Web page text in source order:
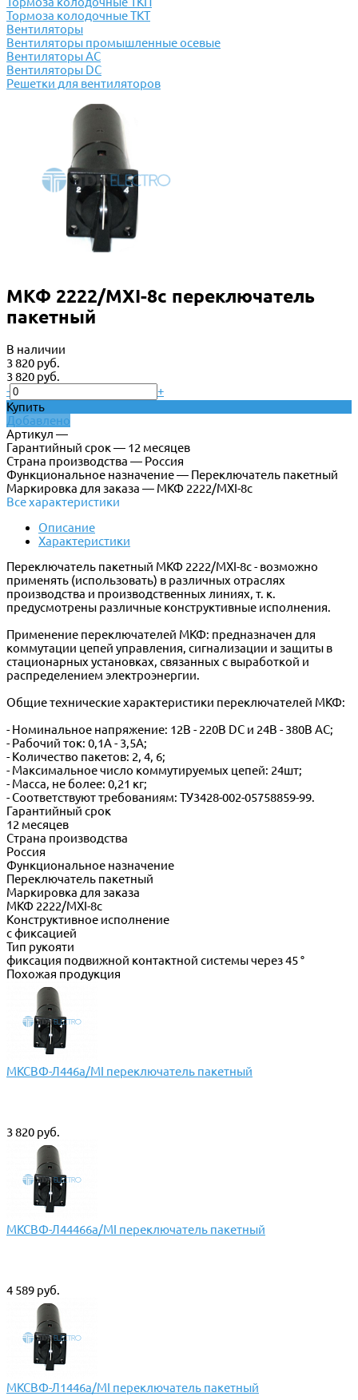
Тормоза колодочные ТКТ
Вентиляторы
Вентиляторы промышленные осевые
Вентиляторы АС
Вентиляторы DC
Решетки для вентиляторов
МКФ 2222/МХI-8с переключатель
пакетный
В наличии
3 820 руб.
3 820 руб.
-
+
Купить
Добавлено
Артикул —
Гарантийный срок — 12 месяцев
Страна производства — Россия
Функциональное назначение — Переключатель пакетный
Маркировка для заказа — МКФ 2222/МХI-8с
Все характеристики
Описание
Характеристики
Переключатель пакетный МКФ 2222/МХI-8с - возможно
применять (использовать) в различных отраслях
производства и производственных линиях, т. к.
предусмотрены различные конструктивные исполнения.
Применение переключателей МКФ: предназначен для
коммутации цепей управления, сигнализации и защиты в
стационарных установках, связанных с выработкой и
распределением электроэнергии.
Общие технические характеристики переключателей МКФ:
- Номинальное напряжение: 12В - 220В DС и 24В - 380В АС;
- Рабочий ток: 0,1А - 3,5А;
- Количество пакетов: 2, 4, 6;
- Максимальное число коммутируемых цепей: 24шт;
- Масса, не более: 0,21 кг;
- Соответствуют требованиям: ТУ3428-002-05758859-99.
Гарантийный срок
12 месяцев
Страна производства
Россия
Функциональное назначение
Переключатель пакетный
Маркировка для заказа
МКФ 2222/МХI-8с
Конструктивное исполнение
с фиксацией
Тип рукояти
фиксация подвижной контактной системы через 45 °
Похожая продукция
МКСВФ-Л446а/МI переключатель пакетный
3 820 руб.
МКСВФ-Л44466а/МI переключатель пакетный
4 589 руб.
МКСВФ-Л1446а/МI переключатель пакетный